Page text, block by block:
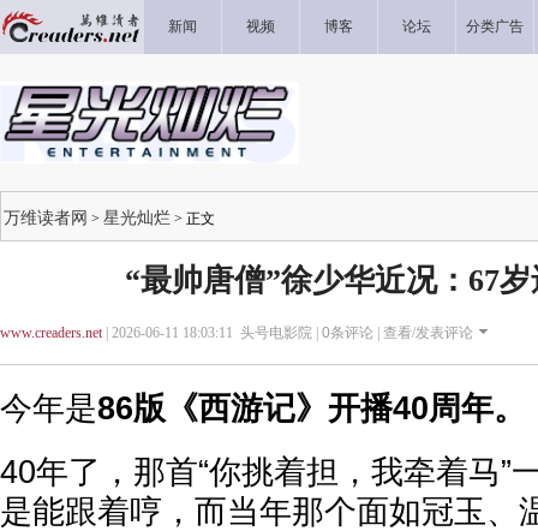
新闻 视频 博客 论坛 分类广告
万维读者网 > 星光灿烂 > 正文
“最帅唐僧”徐少华近况：67
www.creaders.net| 2026-06-11 18:03:11 头号电影院 | 0条评论 | 查看/发表评论
今年是86版《西游记》开播40周年。
40年了，那首“你挑着担，我牵着马”
是能跟着哼，而当年那个面如冠玉、